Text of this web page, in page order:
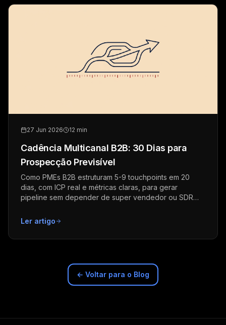
27 Jun 2026 12 min
Cadência Multicanal B2B: 30 Dias para
Prospecção Previsível
Como PMEs B2B estruturam 5-9 touchpoints em 20
dias, com ICP real e métricas claras, para gerar
pipeline sem depender de super vendedor ou SDR
Ler artigo
← Voltar para o Blog